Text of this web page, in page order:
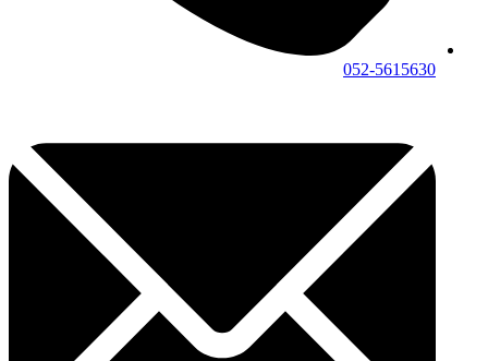
052-5615630